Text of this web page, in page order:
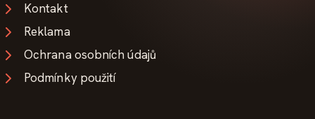
Kontakt
Reklama
Ochrana osobních údajů
Podmínky použití